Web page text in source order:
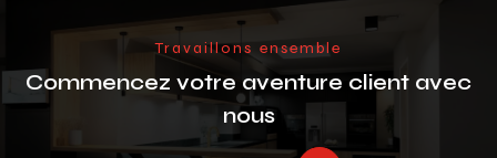
Travaillons ensemble
Commencez votre aventure client avec
nous